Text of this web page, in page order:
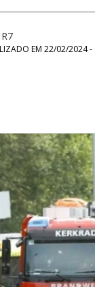
EM 22/02/2024 -